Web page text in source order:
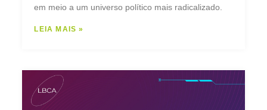
em meio a um universo político mais radicalizado.
LEIA MAIS »